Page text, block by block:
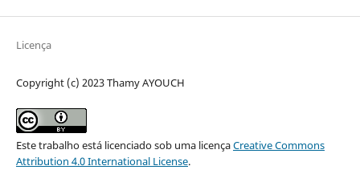
Licença
Copyright (c) 2023 Thamy AYOUCH
Este trabalho está licenciado sob uma licençaCreative Commons
Attribution 4.0 International License.